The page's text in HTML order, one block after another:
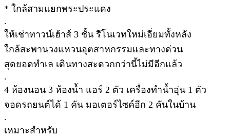
* ใกล้สามแยกพระประแดง
.
ให้เช่าทาวน์เฮ้าส์ 3 ชั้น รีโนเวทใหม่เอี่ยมทั้งหลัง
ใกล้สะพานวงแหวนอุตสาหกรรมและทางด่วน
สุดยอดทำเล เดินทางสะดวกกว่านี้ไม่มีอีกแล้ว
.
4 ห้องนอน 3 ห้องน้ำ แอร์ 2 ตัว เครื่องทำน้ำอุ่น 1 ตัว
จอดรถยนต์ได้ 1 คัน มอเตอร์ไซค์อีก 2 คันในบ้าน
.
เหมาะสำหรับ